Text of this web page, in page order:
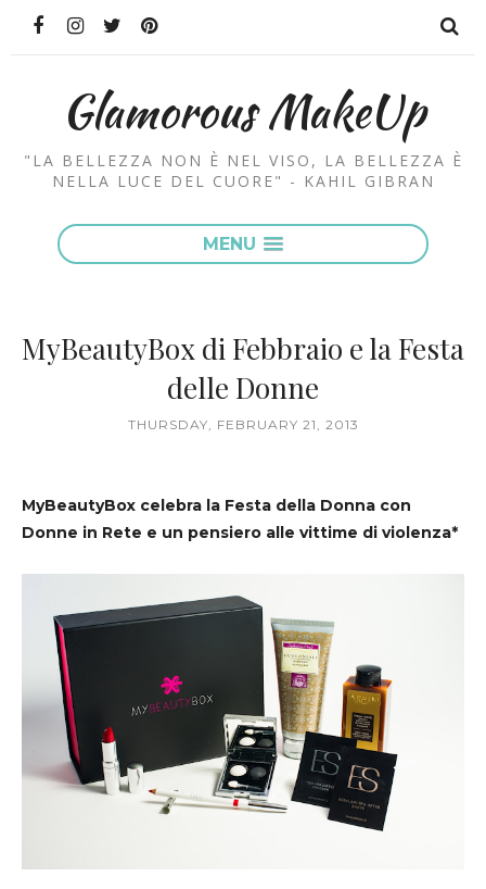
Glamorous MakeUp
"LA BELLEZZA NON È NEL VISO, LA BELLEZZA È
NELLA LUCE DEL CUORE" - KAHIL GIBRAN
MENU
MyBeautyBox di Febbraio e la Festa
delle Donne
THURSDAY, FEBRUARY 21, 2013
MyBeautyBox celebra la Festa della Donna con
Donne in Rete e un pensiero alle vittime di violenza*